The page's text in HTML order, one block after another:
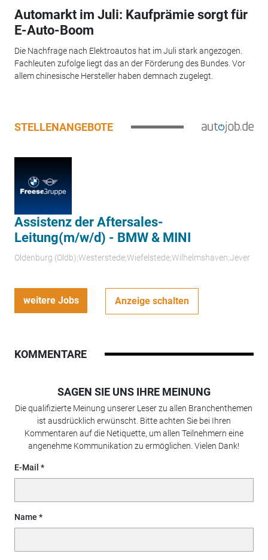
Automarkt im Juli: Kaufprämie sorgt für
E-Auto-Boom
Die Nachfrage nach Elektroautos hat im Juli stark angezogen.
Fachleuten zufolge liegt das an der Förderung des Bundes. Vor
allem chinesische Hersteller haben demnach zugelegt.
STELLENANGEBOTE
Assistenz der Aftersales-
Leitung(m/w/d) - BMW & MINI
Oldenburg (Oldb);Westerstede;Wiefelstede;Wilhelmshaven;Jever
weitere Jobs Anzeige schalten
KOMMENTARE
SAGEN SIE UNS IHRE MEINUNG
Die qualifizierte Meinung unserer Leser zu allen Branchenthemen
ist ausdrücklich erwünscht. Bitte achten Sie bei Ihren
Kommentaren auf die Netiquette, um allen Teilnehmern eine
angenehme Kommunikation zu ermöglichen. Vielen Dank!
E-Mail
Name